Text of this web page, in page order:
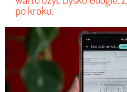
po kroku.